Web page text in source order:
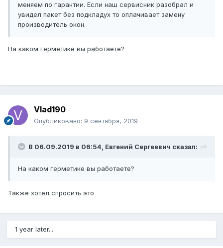
меняем по гарантии. Если наш сервисник разобрал и
увидел пакет без подкладух то оплачивает замену
производитель окон.
На каком герметике вы работаете?
Vlad190
Опубликовано: 9 сентября, 2019
В 06.09.2019 в 06:54, Евгений Сергеевич сказал:
На каком герметике вы работаете?
Также хотел спросить это
1 year later...